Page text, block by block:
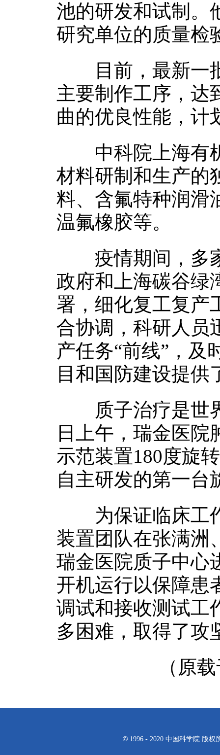
池的研发和试制。
研究单位的质量检
目前，最新一批
主要制作工序，达
曲的优良性能，计
中科院上海有机
材料研制和生产的
料、含氟特种润滑
温氟橡胶等。
疫情期间，多家
政府和上海碳谷绿
署，细化复工复产
合协调，科研人员
产任务“前线”，及
目和国防建设提供
质子治疗是世界
日上午，瑞金医
示范装置180度旋
自主研发的第一台
为保证临床工作
装置团队在张满洲
瑞金医院质子中心
开机运行以保障患
调试和接收测试工
多困难，取得了攻
（原
©1996 - 2020 中国科学院 版权